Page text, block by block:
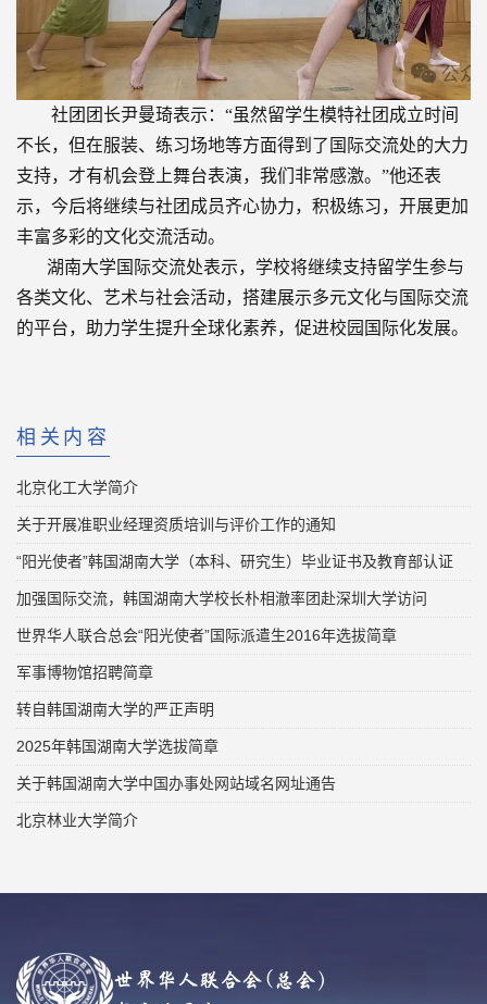
社团团长尹曼琦表示：“虽然留学生模特社团成立时间
不长，但在服装、练习场地等方面得到了国际交流处的大力
支持，才有机会登上舞台表演，我们非常感激。”他还表
示，今后将继续与社团成员齐心协力，积极练习，开展更加
丰富多彩的文化交流活动。
湖南大学国际交流处表示，学校将继续支持留学生参与
各类文化、艺术与社会活动，搭建展示多元文化与国际交流
的平台，助力学生提升全球化素养，促进校园国际化发展。
相关内容
北京化工大学简介
关于开展准职业经理资质培训与评价工作的通知
“阳光使者”韩国湖南大学（本科、研究生）毕业证书及教育部认证
加强国际交流，韩国湖南大学校长朴相澈率团赴深圳大学访问
世界华人联合总会“阳光使者”国际派遣生2016年选拔简章
军事博物馆招聘简章
转自韩国湖南大学的严正声明
2025年韩国湖南大学选拔简章
关于韩国湖南大学中国办事处网站域名网址通告
北京林业大学简介